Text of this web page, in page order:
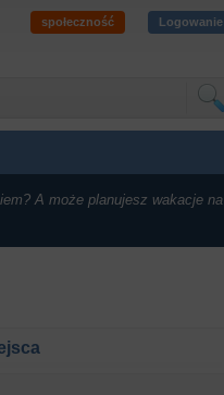
społeczność Logowanie
A może planujesz wakacje na